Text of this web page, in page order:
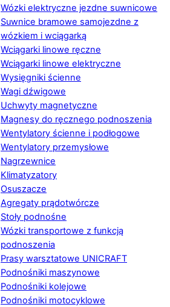
Wózki elektryczne jezdne suwnicowe
Suwnice bramowe samojezdne z
wózkiem i wciągarką
Wciągarki linowe ręczne
Wciągarki linowe elektryczne
Wysięgniki ścienne
Wagi dźwigowe
Uchwyty magnetyczne
Magnesy do ręcznego podnoszenia
Wentylatory ścienne i podłogowe
Wentylatory przemysłowe
Nagrzewnice
Klimatyzatory
Osuszacze
Agregaty prądotwórcze
Stoły podnośne
Wózki transportowe z funkcją
podnoszenia
Prasy warsztatowe UNICRAFT
Podnośniki maszynowe
Podnośniki kolejowe
Podnośniki motocyklowe